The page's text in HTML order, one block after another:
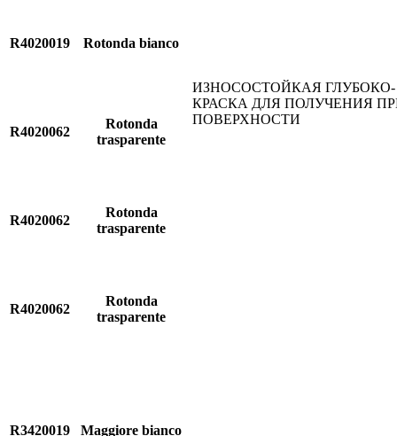
ИЗНОСОСТОЙКАЯ
КРАСКА ДЛЯ ПОЛУЧЕНИЯ
ПОВЕРХНОСТИ
R4020019 Rotonda bianco
R4020062
Rotonda
trasparente
R4020062
Rotonda
trasparente
R4020062
Rotonda
trasparente
R3420019 Maggiore bianco